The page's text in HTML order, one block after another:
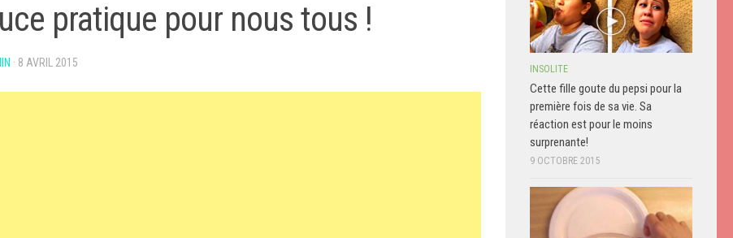
pratique pour nous tous !
· 8 AVRIL 2015
INSOLITE
Cette fille goute du pepsi pour la
première fois de sa vie. Sa
réaction est pour le moins
surprenante!
9 OCTOBRE 2015